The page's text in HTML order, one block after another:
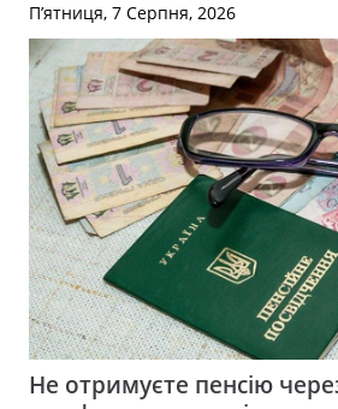
П’ятниця, 7 Серпня, 2026
Не отримуєте пенсію